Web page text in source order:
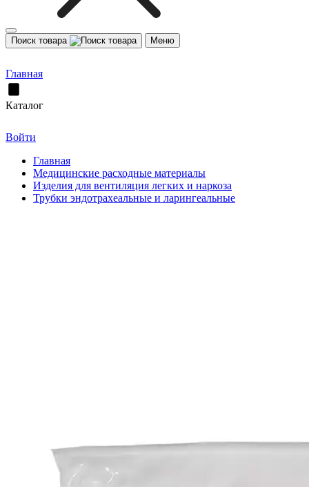
Поиск товара Меню
Главная
Каталог
Войти
Главная
Медицинские расходные материалы
Изделия для вентиляция легких и наркоза
Трубки эндотрахеальные и ларингеальные